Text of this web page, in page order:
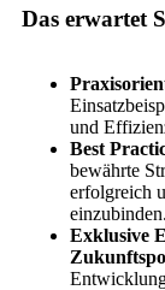
Das erwartet
und
Best
bewährte
erfolgreich
einzubinden.
Exklusive